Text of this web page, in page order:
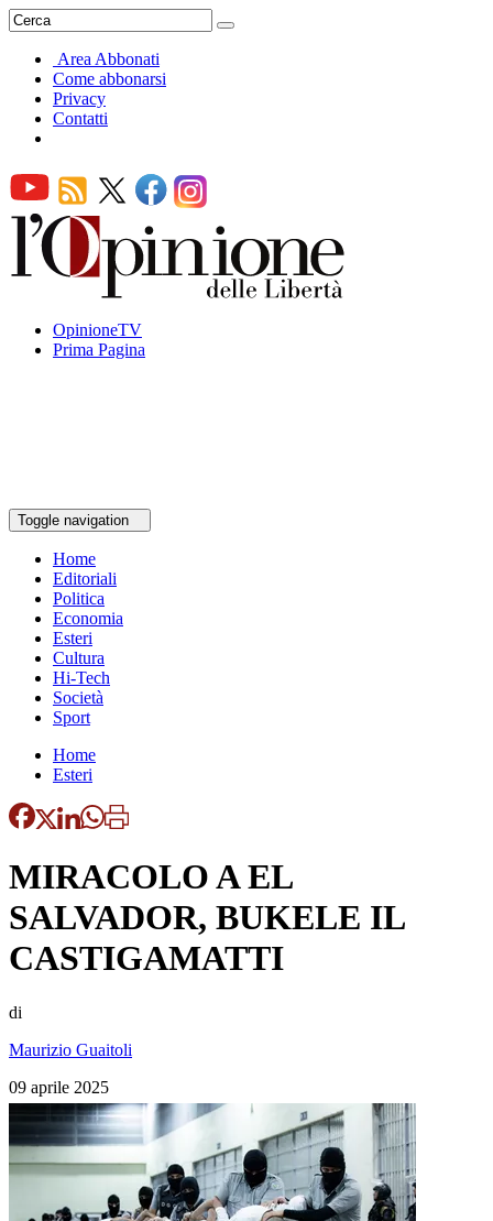
Area Abbonati
Come abbonarsi
Privacy
Contatti
OpinioneTV
Prima Pagina
Toggle navigation
Home
Editoriali
Politica
Economia
Esteri
Cultura
Hi-Tech
Società
Sport
Home
Esteri
MIRACOLO A EL
SALVADOR, BUKELE IL
CASTIGAMATTI
di
Maurizio Guaitoli
09 aprile 2025